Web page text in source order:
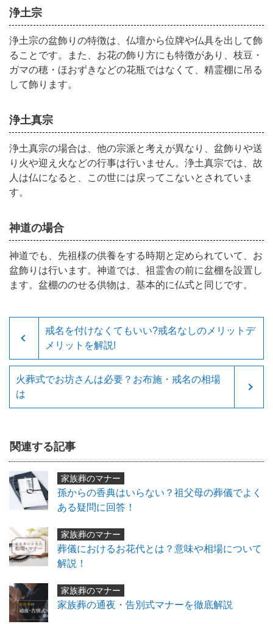
浄土宗
浄土宗の盆飾りの特徴は、仏壇から位牌や仏具を出して飾
ることです。また、お花の飾り方にも特徴があり、枝豆・
ガマの穂・ほおずきなどの花瓶ではなくて、精霊棚に吊る
して飾ります。
浄土真宗
浄土真宗の場合は、他の宗派と考えが異なり、盆飾りや送
り火や迎え火などの行事は行いません。浄土真宗では、故
人は仏になると、この世には戻ってこないとされていま
す。
神道の場合
神道でも、先祖様の供養をする時期と定められていて、お
盆飾りは行います。神道では、祖霊舎の前に盆棚を設置し
ます。盆棚ののせる供物は、基本的に仏式と同じです。
戒名を付けなくてもいい?戒名なしのメリットデ
メリットを解説!
火葬式でお坊さんは必要？お布施・戒名の相場
は
関連する記事
家族葬のマナー
孫からの香典はいらない？祖父母の葬儀でよく
ある疑問に回答！
家族葬のマナー
葬儀におけるお花代とは？意味や相場について
解説！
家族葬のマナー
家族葬の通夜・告別式マナーを徹底解説